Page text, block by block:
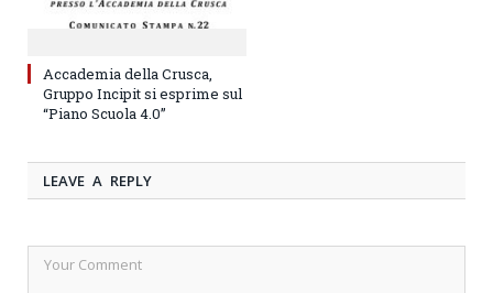
Accademia della Crusca,
Gruppo Incipit si esprime sul
“Piano Scuola 4.0”
LEAVE A REPLY